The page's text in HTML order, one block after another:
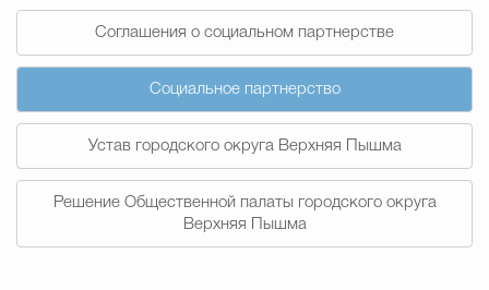
Государственные организации
Соглашения о социальном партнерстве
Социальное партнерство
Устав городского округа Верхняя Пышма
Решение Общественной палаты городского округа
Верхняя Пышма